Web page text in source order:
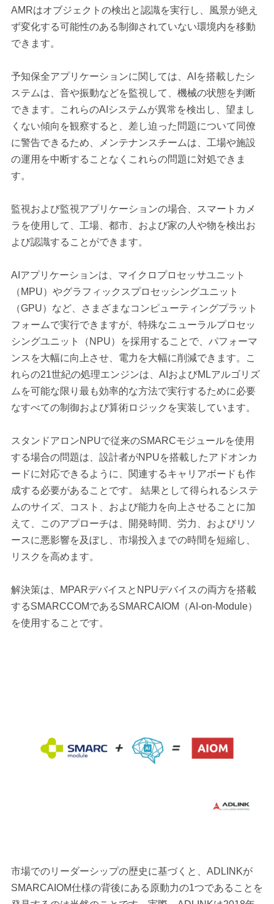
AMRはオブジェクトの検出と認識を実行し、風景が絶え
ず変化する可能性のある制御されていない環境内を移動
できます。
予知保全アプリケーションに関しては、AIを搭載したシ
ステムは、音や振動などを監視して、機械の状態を判断
できます。これらのAIシステムが異常を検出し、望まし
くない傾向を観察すると、差し迫った問題について同僚
に警告できるため、メンテナンスチームは、工場や施設
の運用を中断することなくこれらの問題に対処できま
す。
監視および監視アプリケーションの場合、スマートカメ
ラを使用して、工場、都市、および家の人や物を検出お
よび認識することができます。
AIアプリケーションは、マイクロプロセッサユニット
（MPU）やグラフィックスプロセッシングユニット
（GPU）など、さまざまなコンピューティングプラット
フォームで実行できますが、特殊なニューラルプロセッ
シングユニット（NPU）を採用することで、パフォーマ
ンスを大幅に向上させ、電力を大幅に削減できます。こ
れらの21世紀の処理エンジンは、AIおよびMLアルゴリズ
ムを可能な限り最も効率的な方法で実行するために必要
なすべての制御および算術ロジックを実装しています。
スタンドアロンNPUで従来のSMARCモジュールを使用
する場合の問題は、設計者がNPUを搭載したアドオンカ
ードに対応できるように、関連するキャリアボードも作
成する必要があることです。 結果として得られるシステ
ムのサイズ、コスト、および能力を向上させることに加
えて、このアプローチは、開発時間、労力、およびリソ
ースに悪影響を及ぼし、市場投入までの時間を短縮し、
リスクを高めます。
解決策は、MPARデバイスとNPUデバイスの両方を搭載
するSMARCCOMであるSMARCAIOM（AI-on-Module）
を使用することです。
市場でのリーダーシップの歴史に基づくと、ADLINKが
SMARCAIOM仕様の背後にある原動力の1つであることを